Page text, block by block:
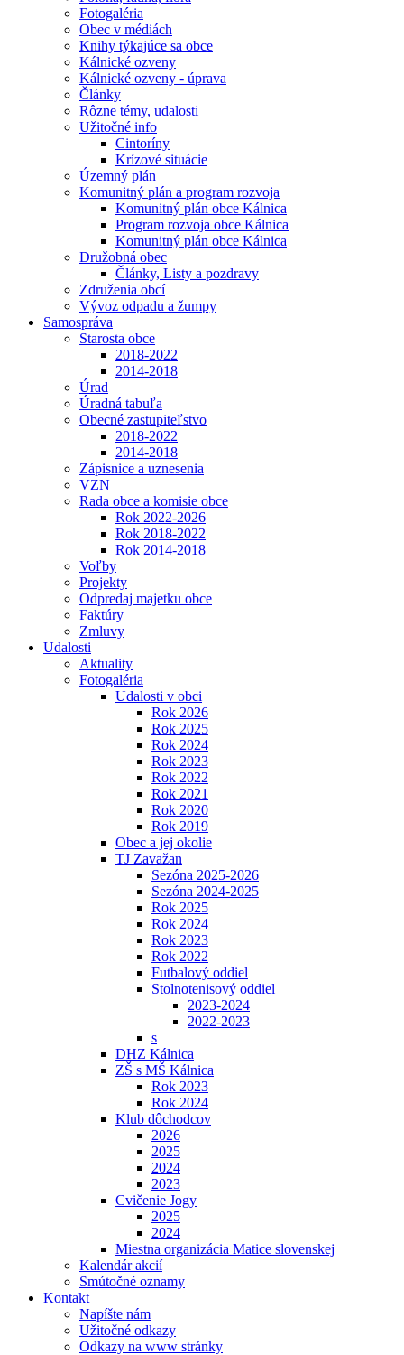
Fotogaléria
Obec v médiách
Knihy týkajúce sa obce
Kálnické ozveny
Kálnické ozveny - úprava
Články
Rôzne témy, udalosti
Užitočné info
Cintoríny
Krízové situácie
Územný plán
Komunitný plán a program rozvoja
Komunitný plán obce Kálnica
Program rozvoja obce Kálnica
Komunitný plán obce Kálnica
Družobná obec
Články, Listy a pozdravy
Združenia obcí
Vývoz odpadu a žumpy
Samospráva
Starosta obce
2018-2022
2014-2018
Úrad
Úradná tabuľa
Obecné zastupiteľstvo
2018-2022
2014-2018
Zápisnice a uznesenia
VZN
Rada obce a komisie obce
Rok 2022-2026
Rok 2018-2022
Rok 2014-2018
Voľby
Projekty
Odpredaj majetku obce
Faktúry
Zmluvy
Udalosti
Aktuality
Fotogaléria
Udalosti v obci
Rok 2026
Rok 2025
Rok 2024
Rok 2023
Rok 2022
Rok 2021
Rok 2020
Rok 2019
Obec a jej okolie
TJ Zavažan
Sezóna 2025-2026
Sezóna 2024-2025
Rok 2025
Rok 2024
Rok 2023
Rok 2022
Futbalový oddiel
Stolnotenisový oddiel
2023-2024
2022-2023
s
DHZ Kálnica
ZŠ s MŠ Kálnica
Rok 2023
Rok 2024
Klub dôchodcov
2026
2025
2024
2023
Cvičenie Jogy
2025
2024
Miestna organizácia Matice slovenskej
Kalendár akcií
Smútočné oznamy
Kontakt
Napíšte nám
Užitočné odkazy
Odkazy na www stránky